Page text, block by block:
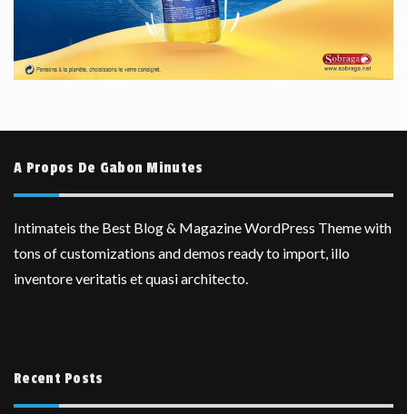
A Propos De Gabon Minutes
Intimateis the Best Blog & Magazine WordPress Theme with
tons of customizations and demos ready to import, illo
inventore veritatis et quasi architecto.
Recent Posts